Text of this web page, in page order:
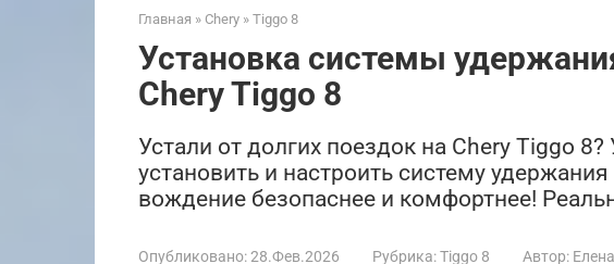
Главная » Chery » Tiggo 8
Установка системы
Chery Tiggo 8
Устали от долгих поездок на Chery Tiggo 8?
установить и настроить систему
вождение безопаснее и комфортнее!
Опубликовано:28.Фев.2026 Рубрика:Tiggo 8 Автор: